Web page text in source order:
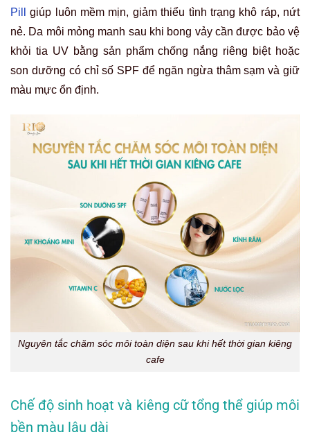
Pill
giúp luôn mềm mịn, giảm thiểu tình trạng khô ráp, nứt
nẻ. Da môi mỏng manh sau khi bong vảy cần được bảo vệ
khỏi tia UV bằng sản phẩm chống nắng riêng biệt hoặc
son dưỡng có chỉ số SPF để ngăn ngừa thâm sạm và giữ
màu mực ổn định.
Nguyên tắc chăm sóc môi toàn diện sau khi hết thời gian kiêng
cafe
Chế độ sinh hoạt và kiêng cữ tổng thể giúp môi
bền màu lâu dài